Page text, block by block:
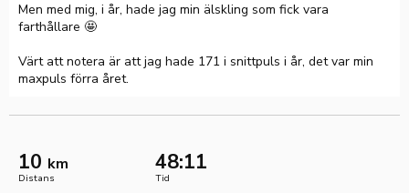
Men med mig, i år, hade jag min älskling som fick vara
farthållare 🤩
Värt att notera är att jag hade 171 i snittpuls i år, det var min
maxpuls förra året.
10 km
Distans
48:11
Tid